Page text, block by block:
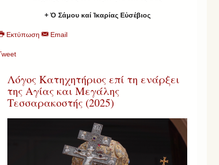
+ Ὁ Σάμου καί Ἰκαρίας Εὐσέβιος
Εκτύπωση Email
Λόγος Κατηχητήριος επί τη ενάρξει
της Αγίας και Μεγάλης
Τεσσαρακοστής (2025)